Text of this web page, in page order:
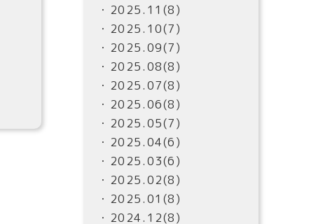
・2025.11(8)
・2025.10(7)
・2025.09(7)
・2025.08(8)
・2025.07(8)
・2025.06(8)
・2025.05(7)
・2025.04(6)
・2025.03(6)
・2025.02(8)
・2025.01(8)
・2024.12(8)